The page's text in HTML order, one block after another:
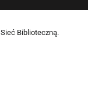
Biblioteczną.